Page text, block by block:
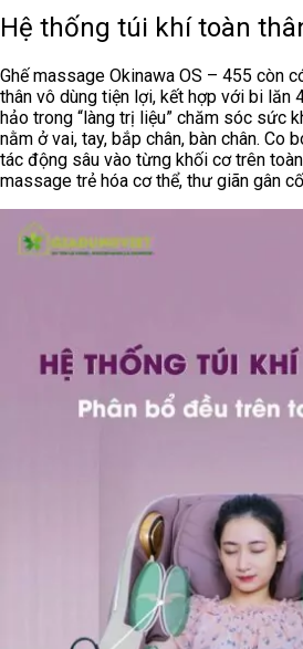
Hệ thống túi khí toàn
Ghế massage Okinawa OS – 455 còn
thân vô dùng tiện lợi, kết hợp với bi lăn
hảo trong “làng trị liệu” chăm sóc sức
nằm ở vai, tay, bắp chân, bàn chân. Co
tác động sâu vào từng khối cơ trên
massage trẻ hóa cơ thể, thư giãn gân